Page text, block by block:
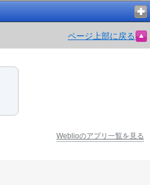
ページ上部に戻る
Weblioのアプリ一覧を見る